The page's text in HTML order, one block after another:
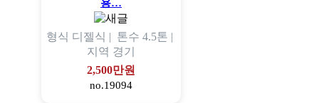
용…
형식 디젤식 | 톤수 4.5톤 |
지역 경기
2,500만원
no.19094